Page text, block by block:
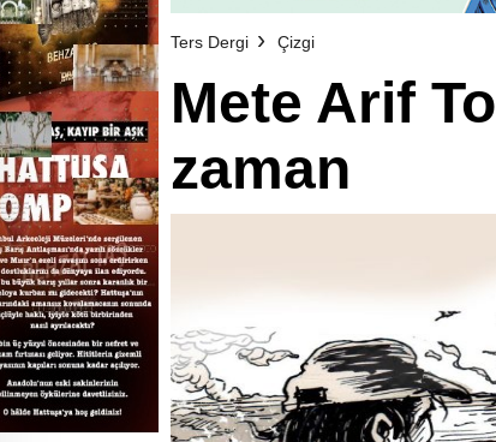
Ters Dergi Çizgi
Mete Arif
zaman